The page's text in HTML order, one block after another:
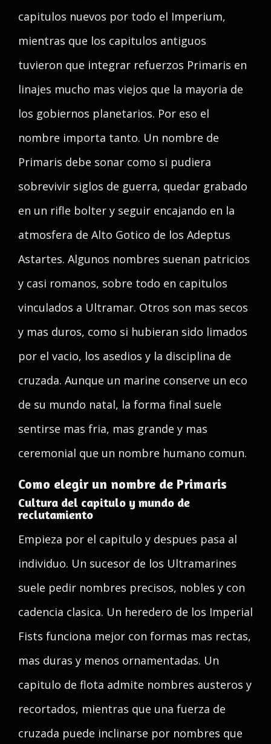
capitulos nuevos por todo el Imperium,
mientras que los capitulos antiguos
tuvieron que integrar refuerzos Primaris en
linajes mucho mas viejos que la mayoria de
los gobiernos planetarios. Por eso el
nombre importa tanto. Un nombre de
Primaris debe sonar como si pudiera
sobrevivir siglos de guerra, quedar grabado
en un rifle bolter y seguir encajando en la
atmosfera de Alto Gotico de los Adeptus
Astartes. Algunos nombres suenan patricios
y casi romanos, sobre todo en capitulos
vinculados a Ultramar. Otros son mas secos
y mas duros, como si hubieran sido limados
por el vacio, los asedios y la disciplina de
cruzada. Aunque un marine conserve un eco
de su mundo natal, la forma final suele
sentirse mas fria, mas grande y mas
ceremonial que un nombre humano comun.
Como elegir un nombre de Primaris
Cultura del capitulo y mundo de
reclutamiento
Empieza por el capitulo y despues pasa al
individuo. Un sucesor de los Ultramarines
suele pedir nombres precisos, nobles y con
cadencia clasica. Un heredero de los Imperial
Fists funciona mejor con formas mas rectas,
mas duras y menos ornamentadas. Un
capitulo de flota admite nombres austeros y
recortados, mientras que una fuerza de
cruzada puede inclinarse por nombres que